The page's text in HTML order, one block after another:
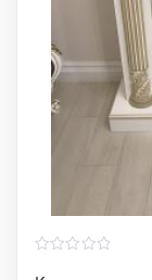
o